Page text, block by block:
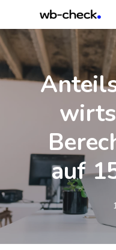
main
content
auf